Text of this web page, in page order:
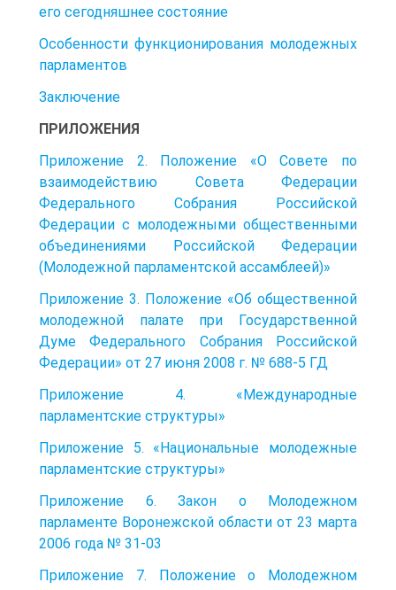
его сегодняшнее состояние
Особенности функционирования молодежных
парламентов
Заключение
ПРИЛОЖЕНИЯ
Приложение 2. Положение «О Совете по
взаимодействию Совета Федерации
Федерального Собрания Российской
Федерации с молодежными общественными
объединениями Российской Федерации
(Молодежной парламентской ассамблеей)»
Приложение 3. Положение «Об общественной
молодежной палате при Государственной
Думе Федерального Собрания Российской
Федерации» от 27 июня 2008 г. № 688-5 ГД
Приложение 4. «Международные
парламентские структуры»
Приложение 5. «Национальные молодежные
парламентские структуры»
Приложение 6. Закон о Молодежном
парламенте Воронежской области от 23 марта
2006 года № 31-03
Приложение 7. Положение о Молодежном